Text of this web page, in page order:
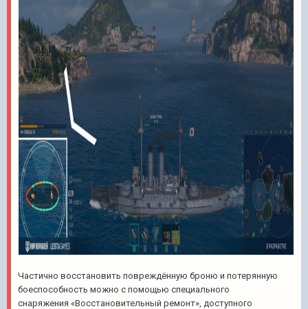
Частично восстановить повреждённую броню и потерянную
боеспособность можно с помощью специального
снаряжения «Восстановительный ремонт», доступного